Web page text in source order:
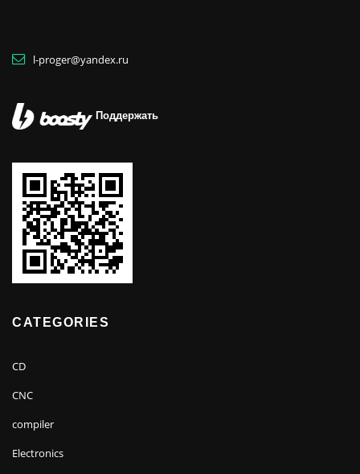
l-proger@yandex.ru
Поддержать
CATEGORIES
CD
CNC
compiler
Electronics